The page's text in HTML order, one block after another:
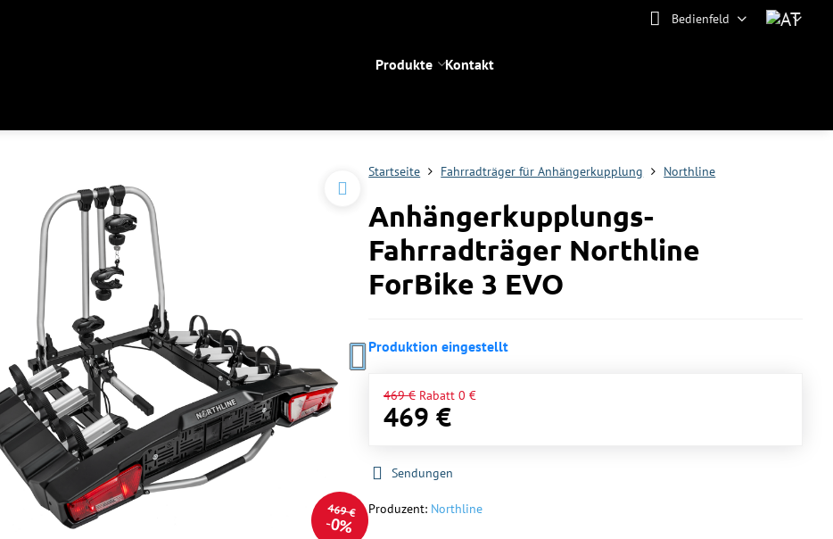
Bedienfeld
Produkte Kontakt
469 €
0%
Startseite Fahrradträger für Anhängerkupplung Northline
Anhängerkupplungs-
Fahrradträger Northline
ForBike 3 EVO
Produktion eingestellt
469 € Rabatt 0 €
469 €
Sendungen
Produzent: Northline